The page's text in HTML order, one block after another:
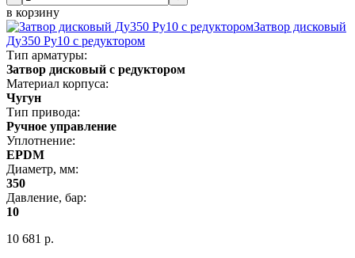
в корзину
Затвор дисковый
Ду350 Ру10 с редуктором
Тип арматуры:
Затвор дисковый с редуктором
Материал корпуса:
Чугун
Тип привода:
Ручное управление
Уплотнение:
EPDM
Диаметр, мм:
350
Давление, бар:
10
10 681 р.